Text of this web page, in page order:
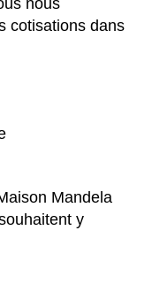
cotisations dans
Mandela
y